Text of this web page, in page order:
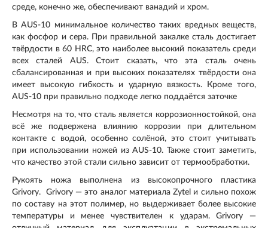
среде, конечно же, обеспечивают ванадий и хром.
В AUS-10 минимальное количество таких вредных веществ,
как фосфор и сера. При правильной закалке сталь достигает
твёрдости в 60 HRC, это наиболее высокий показатель среди
всех сталей AUS. Стоит сказать, что эта сталь очень
сбалансированная и при высоких показателях твёрдости она
имеет высокую гибкость и ударную вязкость. Кроме того,
AUS-10 при правильно подходе легко поддаётся заточке
Несмотря на то, что сталь является коррозионностойкой, она
всё же подвержена влиянию коррозии при длительном
контакте с водой, особенно солёной, это стоит учитывать
при использовании ножей из AUS-10. Также стоит заметить,
что качество этой стали сильно зависит от термообработки.
Рукоять ножа выполнена из высокопрочного пластика
Grivory. Grivory — это аналог материала Zytel и сильно похож
по составу на этот полимер, но выдерживает более высокие
температуры и менее чувствителен к ударам. Grivory —